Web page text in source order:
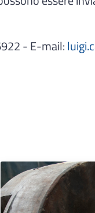
- E-mail: